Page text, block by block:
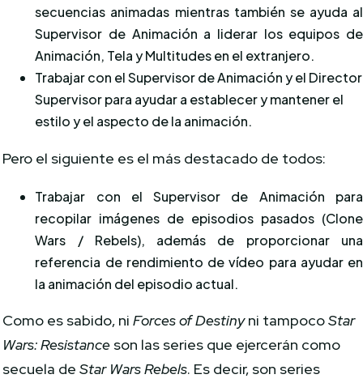
secuencias animadas mientras también se ayuda al
Supervisor de Animación a liderar los equipos de
Animación, Tela y Multitudes en el extranjero.
Trabajar con el Supervisor de Animación y el Director
Supervisor para ayudar a establecer y mantener el
estilo y el aspecto de la animación.
Pero el siguiente es el más destacado de todos:
Trabajar con el Supervisor de Animación para
recopilar imágenes de episodios pasados ​​(Clone
Wars / Rebels), además de proporcionar una
referencia de rendimiento de vídeo para ayudar en
la animación del episodio actual.
Como es sabido, niForces of Destinyni tampocoStar
Wars: Resistance son las series que ejercerán como
secuela deStar Wars Rebels. Es decir, son series